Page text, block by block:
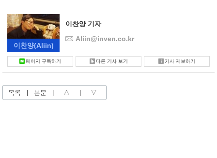
이찬양(Aliin)
이찬양 기자
Aliin@inven.co.kr
페이지 구독하기 다른 기사 보기 기사 제보하기
목록 본문 △ ▽